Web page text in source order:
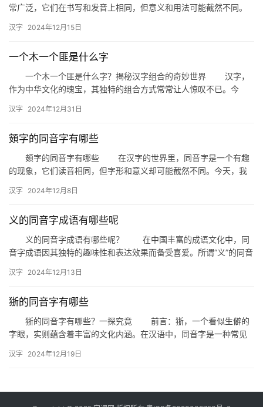
常广泛，它们在书写和发音上相同，但意义和用法可能截然不同。
汉字 2024年12月15日
一个木一个匪是什么字
一个木一个匪是什么字？揭秘汉字组合的奇妙世界 汉字，
作为中华文化的瑰宝，其独特的组合方式常常让人惊叹不已。今
仅…
汉字 2024年12月31日
頞字的同音字有哪些
頞字的同音字有哪些 在汉字的世界里，同音字是一个有趣
的现象，它们读音相同，但字形和意义却可能截然不同。今天，我
汉字 2024年12月8日
义的同音字成语有哪些呢
义的同音字成语有哪些呢？ 在中国丰富的成语文化中，同
音字成语因其独特的趣味性和表达效果而备受喜爱。所谓“义”的同音
汉字 2024年12月13日
狾的同音字有哪些
狾的同音字有哪些？一探究竟 前言：狾，一个看似生僻的
字眼，实则蕴含着丰富的文化内涵。在汉语中，同音字是一种常见
来探…
汉字 2024年12月19日